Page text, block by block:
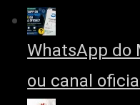
WhatsApp do
ou canal